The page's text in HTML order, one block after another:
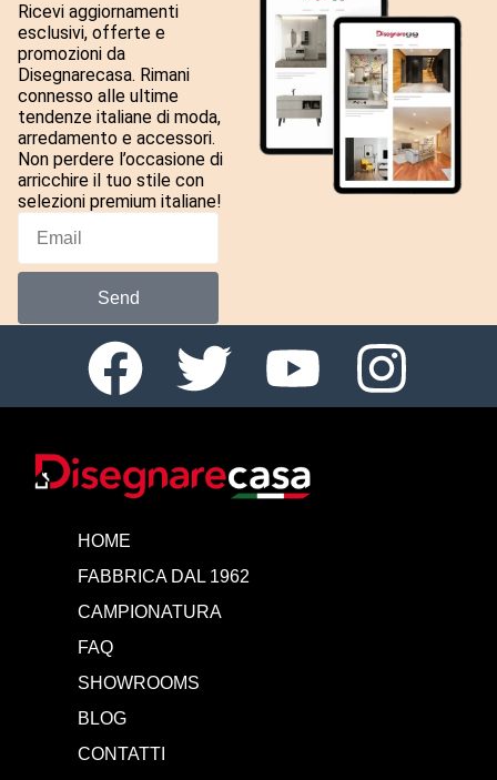
Ricevi aggiornamenti
esclusivi, offerte e
promozioni da
Disegnarecasa. Rimani
connesso alle ultime
tendenze italiane di moda,
arredamento e accessori.
Non perdere l’occasione di
arricchire il tuo stile con
selezioni premium italiane!
Send
HOME
FABBRICA DAL 1962
CAMPIONATURA
FAQ
SHOWROOMS
BLOG
CONTATTI